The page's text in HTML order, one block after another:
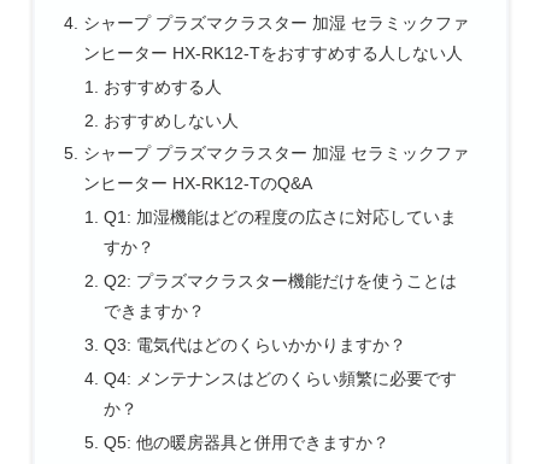
シャープ プラズマクラスター 加湿 セラミックファ
ンヒーター HX-RK12-Tをおすすめする人しない人
おすすめする人
おすすめしない人
シャープ プラズマクラスター 加湿 セラミックファ
ンヒーター HX-RK12-TのQ&A
Q1: 加湿機能はどの程度の広さに対応していま
すか？
Q2: プラズマクラスター機能だけを使うことは
できますか？
Q3: 電気代はどのくらいかかりますか？
Q4: メンテナンスはどのくらい頻繁に必要です
か？
Q5: 他の暖房器具と併用できますか？